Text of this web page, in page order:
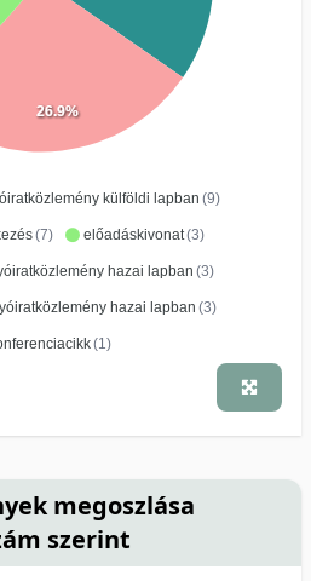
külföldi lapban (9)
(7) előadáskivonat(3)
hazai lapban (3)
hazai lapban (3)
(1)
26.9%
megoszlása
szerint